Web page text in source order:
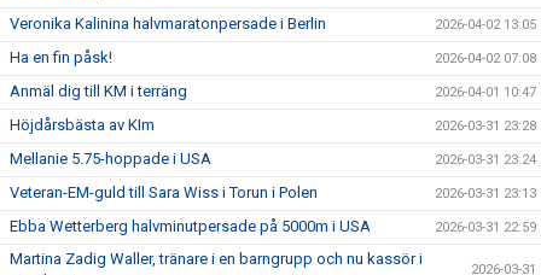
Veronika Kalinina halvmaratonpersade i Berlin 2026-04-02 13:05
Ha en fin påsk! 2026-04-02 07:08
Anmäl dig till KM i terräng 2026-04-01 10:47
Höjdårsbästa av KIm 2026-03-31 23:28
Mellanie 5.75-hoppade i USA 2026-03-31 23:24
Veteran-EM-guld till Sara Wiss i Torun i Polen 2026-03-31 23:13
Ebba Wetterberg halvminutpersade på 5000m i USA 2026-03-31 22:59
Martina Zadig Waller, tränare i en barngrupp och nu kassör i
2026-03-31